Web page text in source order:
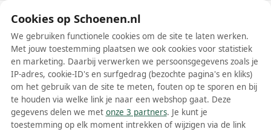
Schoenen.nl
Wis filters Alle filters
Adidas Grand Court schoenen
Cookies op Schoenen.nl
We gebruiken functionele cookies om de site te laten werken.
Met jouw toestemming plaatsen we ook cookies voor statistiek
en marketing. Daarbij verwerken we persoonsgegevens zoals je
IP-adres, cookie-ID's en surfgedrag (bezochte pagina's en kliks)
om het gebruik van de site te meten, fouten op te sporen en bij
te houden via welke link je naar een webshop gaat. Deze
gegevens delen we met onze 3 partners. Je kunt je
toestemming op elk moment intrekken of wijzigen via de link